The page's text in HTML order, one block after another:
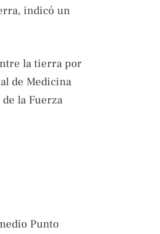
indicó un
la tierra por
de Medicina
la Fuerza
Punto